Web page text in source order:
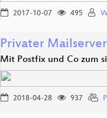
2017-10-07 495
Privater
Mit Postfix und Co zum
2018-04-28 937